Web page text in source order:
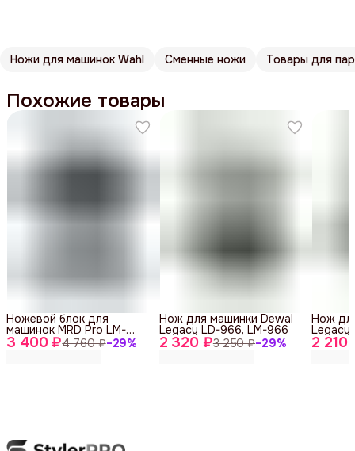
Ножи для машинок Wahl Сменные ножи Товары для
Похожие товары
3 400 ₽4 760 ₽−29%
Ножевой блок для
машинок MRD Pro LM-
MRD-FB, 45 мм 2 320 ₽3 250 ₽−29%
Нож для машинки Dewal
Legacy LD-966, LM-966
2 210
Нож
Legacy